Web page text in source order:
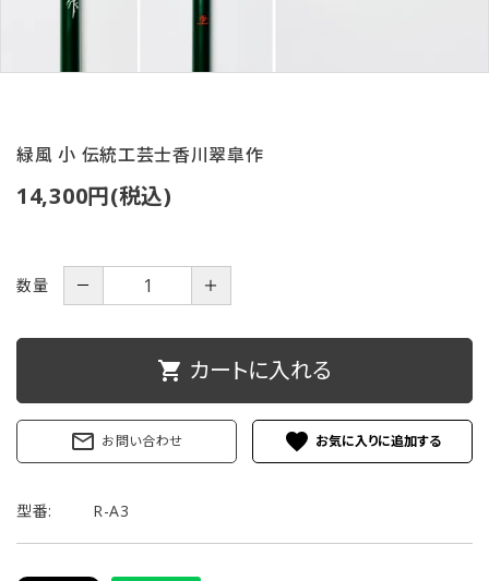
プライバシーポリシー
特定商取引法について
緑風 小 伝統工芸士香川翠皐作
14,300円(税込)
数量 － ＋
shopping_cart カートに入れる
mail_outline お問い合わせ favorite
型番: R-A3